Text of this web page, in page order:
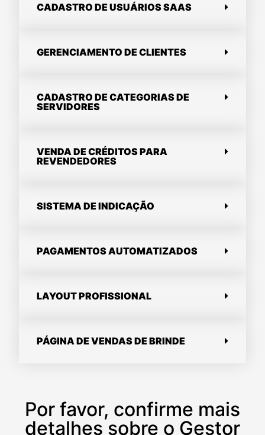
CADASTRO DE USUÁRIOS SAAS
GERENCIAMENTO DE CLIENTES
CADASTRO DE CATEGORIAS DE
SERVIDORES
VENDA DE CRÉDITOS PARA
REVENDEDORES
SISTEMA DE INDICAÇÃO
PAGAMENTOS AUTOMATIZADOS
LAYOUT PROFISSIONAL
PÁGINA DE VENDAS DE BRINDE
Por favor, confirme mais
detalhes sobre o Gestor